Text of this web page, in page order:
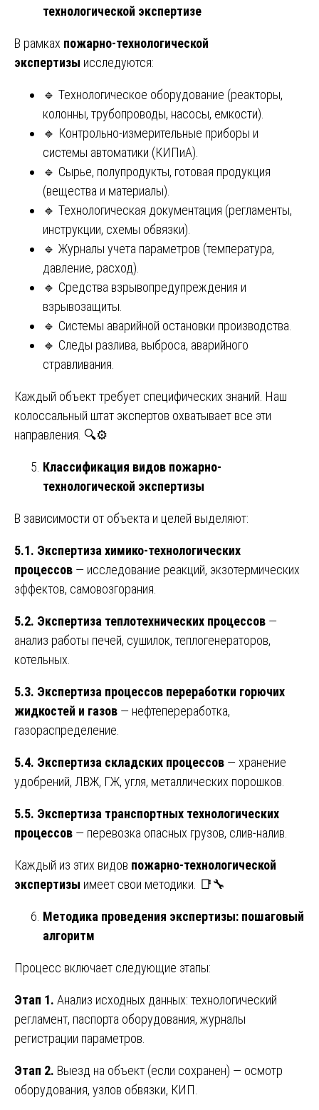
технологической экспертизе
В рамках пожарно-технологической
экспертизы исследуются:
🔹 Технологическое оборудование (реакторы,
колонны, трубопроводы, насосы, емкости).
🔹 Контрольно-измерительные приборы и
системы автоматики (КИПиА).
🔹 Сырье, полупродукты, готовая продукция
(вещества и материалы).
🔹 Технологическая документация (регламенты,
инструкции, схемы обвязки).
🔹 Журналы учета параметров (температура,
давление, расход).
🔹 Средства взрывопредупреждения и
взрывозащиты.
🔹 Системы аварийной остановки производства.
🔹 Следы разлива, выброса, аварийного
стравливания.
Каждый объект требует специфических знаний. Наш
колоссальный штат экспертов охватывает все эти
направления. 🔍⚙️
Классификация видов пожарно-
технологической экспертизы
В зависимости от объекта и целей выделяют:
5.1. Экспертиза химико-технологических
процессов — исследование реакций, экзотермических
эффектов, самовозгорания.
5.2. Экспертиза теплотехнических процессов —
анализ работы печей, сушилок, теплогенераторов,
котельных.
5.3. Экспертиза процессов переработки горючих
жидкостей и газов — нефтепереработка,
газораспределение.
5.4. Экспертиза складских процессов — хранение
удобрений, ЛВЖ, ГЖ, угля, металлических порошков.
5.5. Экспертиза транспортных технологических
процессов — перевозка опасных грузов, слив-налив.
Каждый из этих видов пожарно-технологической
экспертизы имеет свои методики. 📑🔧
Методика проведения экспертизы: пошаговый
алгоритм
Процесс включает следующие этапы:
Этап 1. Анализ исходных данных: технологический
регламент, паспорта оборудования, журналы
регистрации параметров.
Этап 2. Выезд на объект (если сохранен) — осмотр
оборудования, узлов обвязки, КИП.